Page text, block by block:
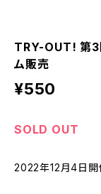
TRY-OUT! 第
ム販売
¥550
SOLD OUT
2022年12月4日開